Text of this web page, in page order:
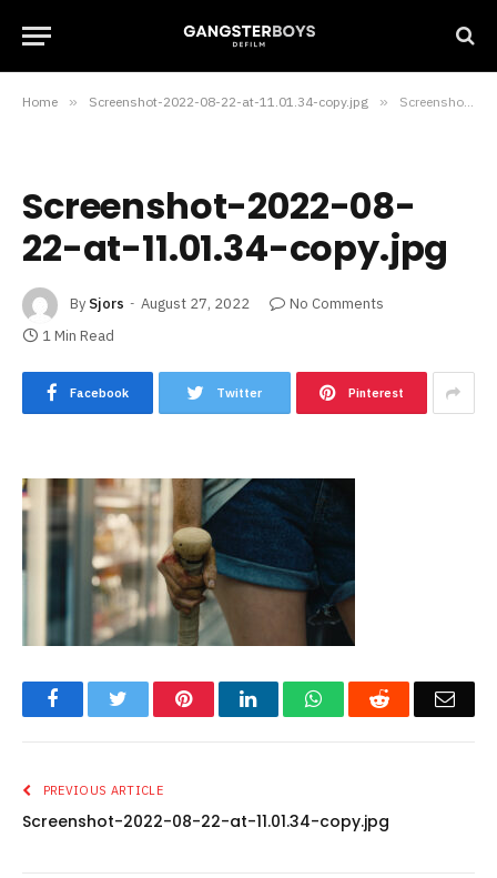
Home » Screenshot-2022-08-22-at-11.01.34-copy.jpg » Screenshot-2022-08-22-at-11.01.34-copy.jpg
Screenshot-2022-08-
22-at-11.01.34-copy.jpg
By Sjors August 27, 2022
No Comments
1 Min Read
Facebook Twitter Pinterest
FacebookTwitter PinterestLinkedInWhatsAppReddit
PREVIOUS ARTICLE
Screenshot-2022-08-22-at-11.01.34-copy.jpg